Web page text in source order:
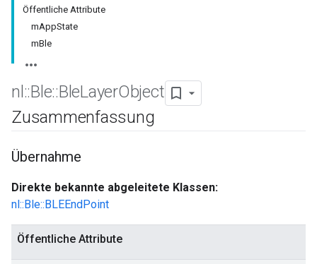
Öffentliche Attribute
mAppState
mBle
nl ::Ble::BleLayerObject
Zusammenfassung
Übernahme
Direkte bekannte abgeleitete Klassen:
nl::Ble::BLEEndPoint
Öffentliche Attribute